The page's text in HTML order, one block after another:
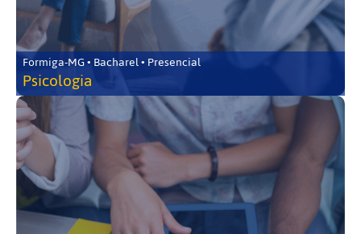
Formiga-MG • Bacharel • Presencial
Psicologia